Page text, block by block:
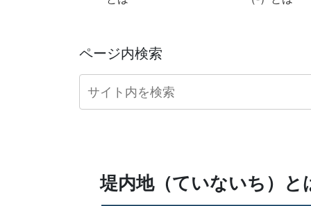
ページ内検索
堤内地（ていないち）と